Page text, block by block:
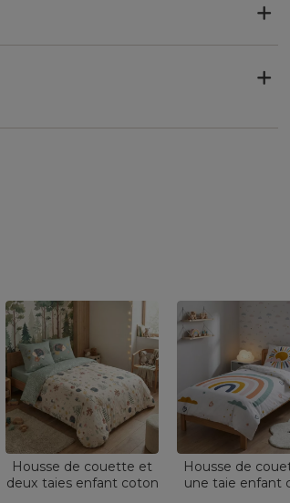
Housse de couette et
deux taies enfant coton
Housse de
une taie enfant